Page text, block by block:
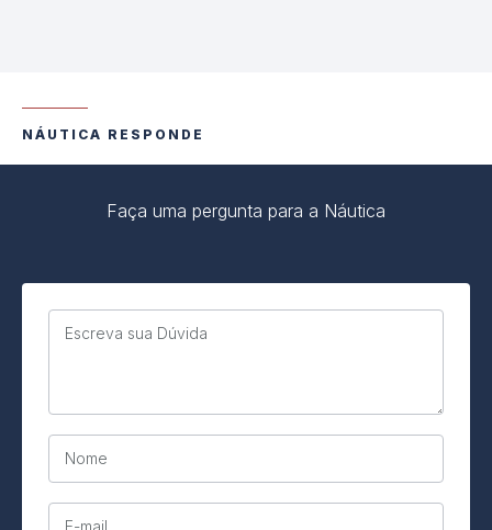
NÁUTICA RESPONDE
Faça uma pergunta para a Náutica
Escreva sua Dúvida
Nome